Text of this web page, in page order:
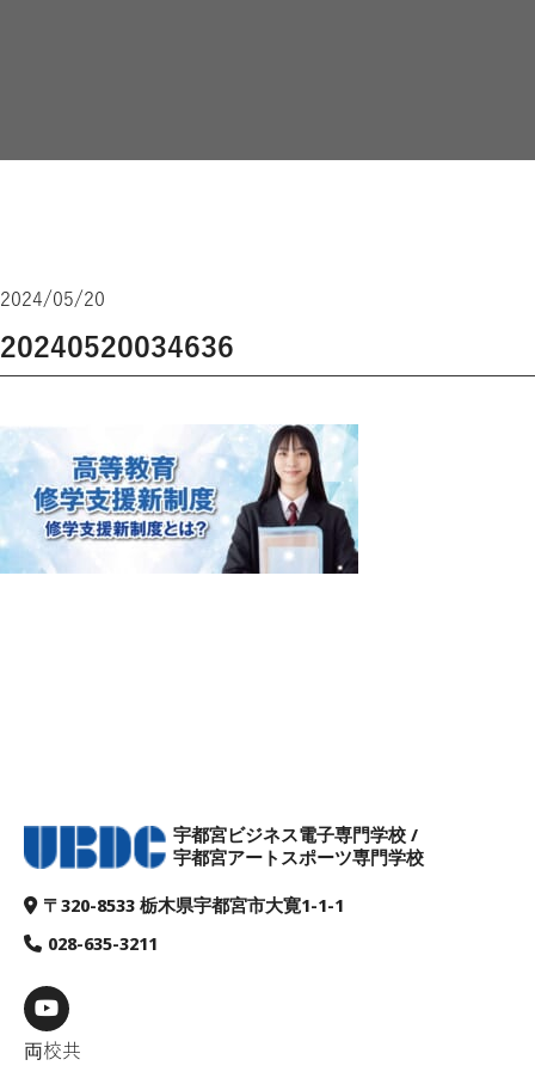
2024/05/20
20240520034636
メニュー ビジデン アート＆スポーツ
宇都宮ビジネス電子専門学校 /
宇都宮アートスポーツ専門学校
〒320-8533 栃木県宇都宮市大寛1-1-1
028-635-3211
両校共